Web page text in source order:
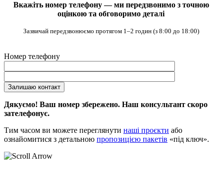
Вкажіть номер телефону — ми передзвонимо з точною
оцінкою та обговоримо деталі
Зазвичай передзвонюємо протягом 1–2 годин (з 8:00 до 18:00)
Номер телефону
Дякуємо! Ваш номер збережено. Наш консультант скоро
зателефонує.
Тим часом ви можете переглянути наші проєкти або
ознайомитися з детальною пропозицією пакетів «під ключ».